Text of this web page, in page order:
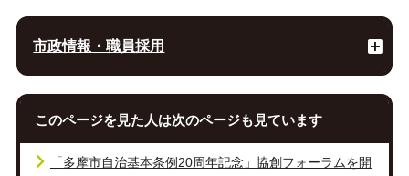
市政情報・職員採用
このページを見た人は次のページも見ています
「多摩市自治基本条例20周年記念」協創フォーラムを開